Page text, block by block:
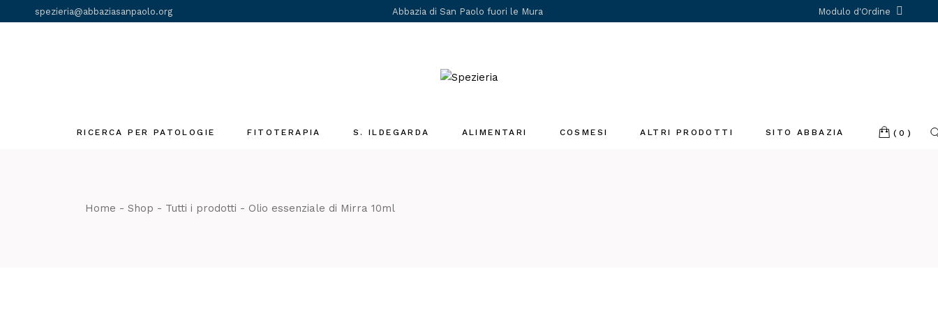
the
spezieria@abbaziasanpaolo.org Abbazia di San Paolo fuori le Mura Modulo d'Ordine
RICERCA PER PATOLOGIE FITOTERAPIA S. ILDEGARDA ALIMENTARI COSMESI ALTRI PRODOTTI SITO ABBAZIA (0)
Home Shop Tutti i prodotti Olio essenziale di Mirra 10ml